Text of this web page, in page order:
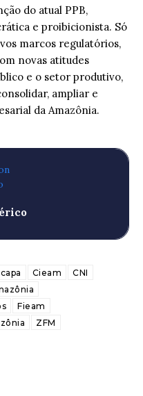
do atual PPB,
e proibicionista. Só
marcos regulatórios,
novas atitudes
e o setor produtivo,
ampliar e
da Amazônia.
capa Cieam
CNI
Fieam
ZFM